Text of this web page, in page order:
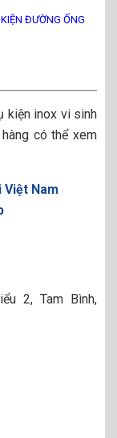
ĐƯỜNG ỐNG
kiện inox vi sinh
có thể xem
Việt Nam
2, Tam Bình,